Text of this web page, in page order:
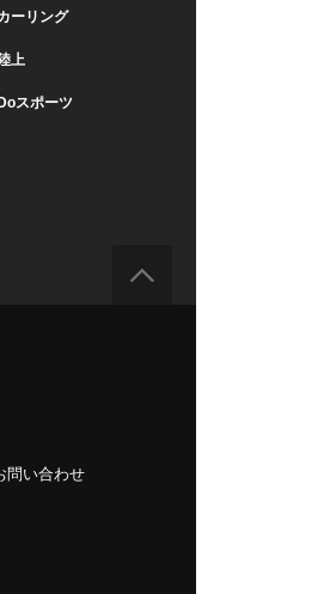
ーリング
陸上
Doスポーツ
問い合わせ